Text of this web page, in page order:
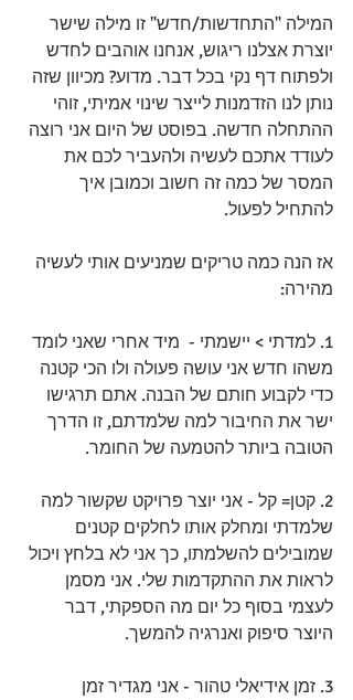
המילה "התחדשות/חדש" זו מילה שישר
יוצרת אצלנו ריגוש, אנחנו אוהבים לחדש
ולפתוח דף נקי בכל דבר. מדוע? מכיוון שזה
נותן לנו הזדמנות לייצר שינוי אמיתי, זוהי
ההתחלה חדשה. בפוסט של היום אני רוצה
לעודד אתכם לעשיה ולהעביר לכם את
המסר של כמה זה חשוב וכמובן איך
להתחיל לפעול.
אז הנה כמה טריקים שמניעים אותי לעשיה
מהירה:
1. למדתי > יישמתי -  מיד אחרי שאני לומד
משהו חדש אני עושה פעולה ולו הכי קטנה
כדי לקבוע חותם של הבנה. אתם תרגישו
ישר את החיבור למה שלמדתם, זו הדרך
הטובה ביותר להטמעה של החומר.
2. קטן= קל - אני יוצר פרויקט שקשור למה
שלמדתי ומחלק אותו לחלקים קטנים
שמובילים להשלמתו, כך אני לא בלחץ ויכול
לראות את ההתקדמות שלי. אני מסמן
לעצמי בסוף כל יום מה הספקתי, דבר
היוצר סיפוק ואנרגיה להמשך.
3. זמן אידיאלי טהור - אני מגדיר זמן